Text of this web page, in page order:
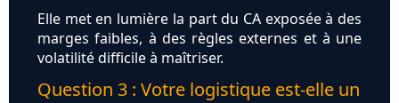
Elle met en lumière la part du CA exposée à des
marges faibles, à des règles externes et à une
volatilité difficile à maîtriser.
Question 3 : Votre logistique est-elle un